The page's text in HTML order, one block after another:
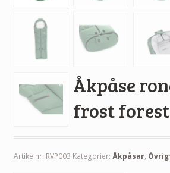
Åkpåse
frost
Artikelnr: RVP003 Kategorier: Åkpåsar,